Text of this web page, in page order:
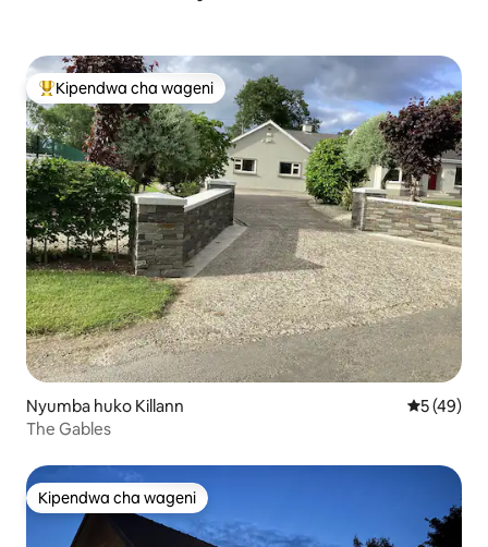
Kipendwa maarufu cha wageni
Kipendwa cha wageni
Nyumba huko Killann Ukadiriaji
5 (49)
The Gables
Kipendwa cha wageni
Kipendwa cha wageni